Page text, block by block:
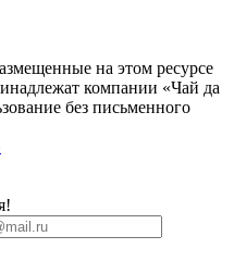
на этом ресурсе
компании «Чай да
без письменного